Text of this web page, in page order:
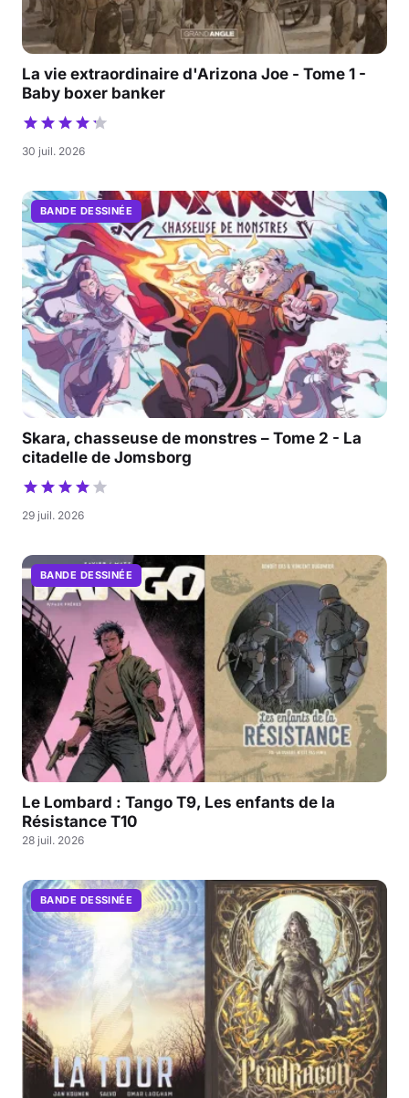
La vie extraordinaire d'Arizona Joe - Tome 1 -
Baby boxer banker
30 juil. 2026
BANDE DESSINÉE
Skara, chasseuse de monstres – Tome 2 - La
citadelle de Jomsborg
29 juil. 2026
BANDE DESSINÉE
Le Lombard : Tango T9, Les enfants de la
Résistance T10
28 juil. 2026
BANDE DESSINÉE